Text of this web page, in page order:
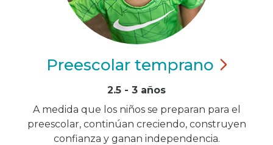
Preescolar temprano
2.5 - 3 años
A medida que los niños se preparan para el
preescolar, continúan creciendo, construyen
confianza y ganan independencia.